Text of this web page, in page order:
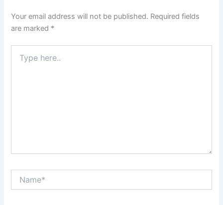
Your email address will not be published. Required fields
are marked *
here..